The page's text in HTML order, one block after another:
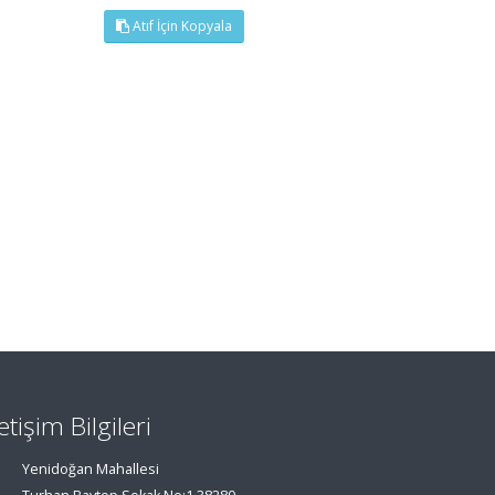
Atıf İçin Kopyala
Bilgileri
Yenidoğan Mahallesi